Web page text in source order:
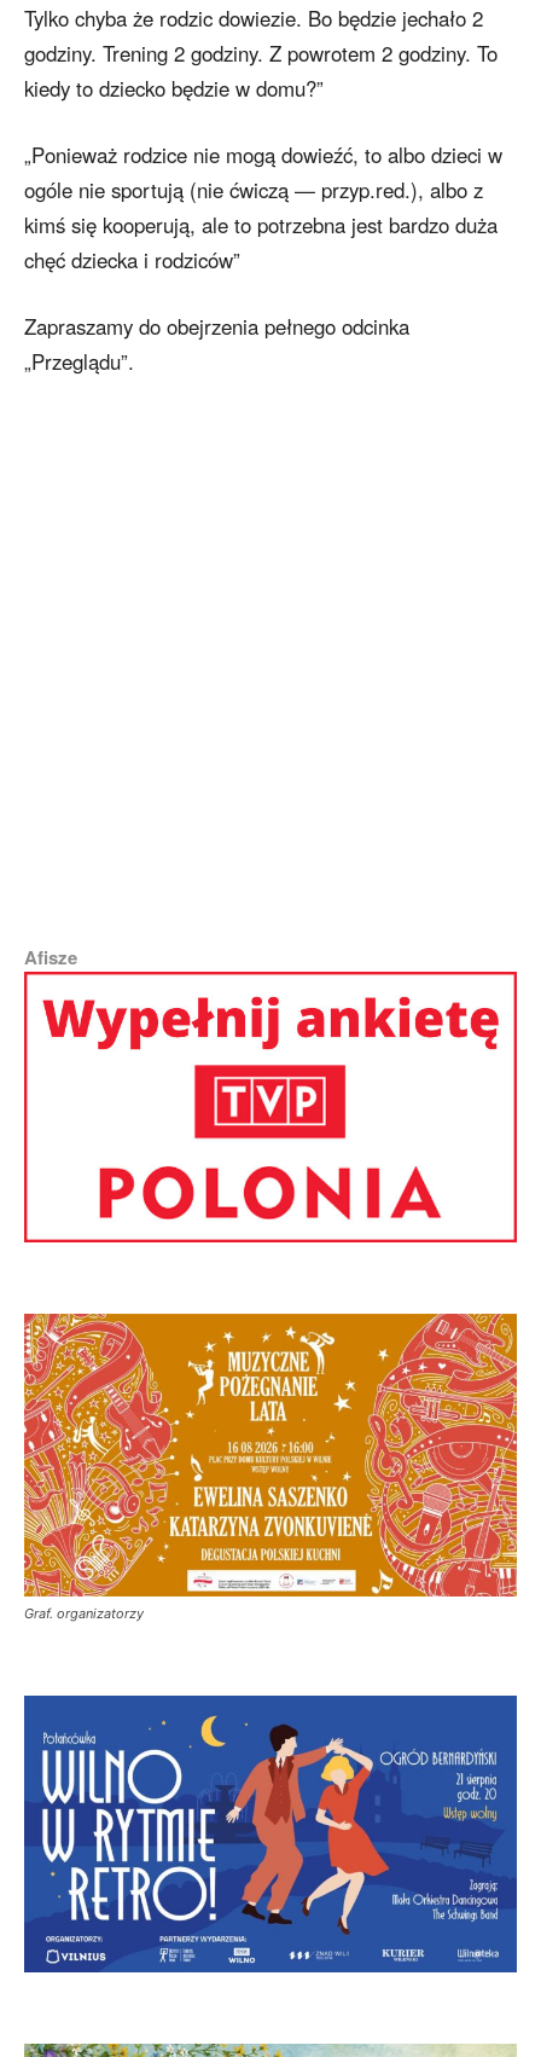
Tylko chyba że rodzic dowiezie. Bo będzie jechało 2
godziny. Trening 2 godziny. Z powrotem 2 godziny. To
kiedy to dziecko będzie w domu?”
„Ponieważ rodzice nie mogą dowieźć, to albo dzieci w
ogóle nie sportują (nie ćwiczą — przyp.red.), albo z
kimś się kooperują, ale to potrzebna jest bardzo duża
chęć dziecka i rodziców”
Zapraszamy do obejrzenia pełnego odcinka
„Przeglądu”.
Afisze
Graf. organizatorzy